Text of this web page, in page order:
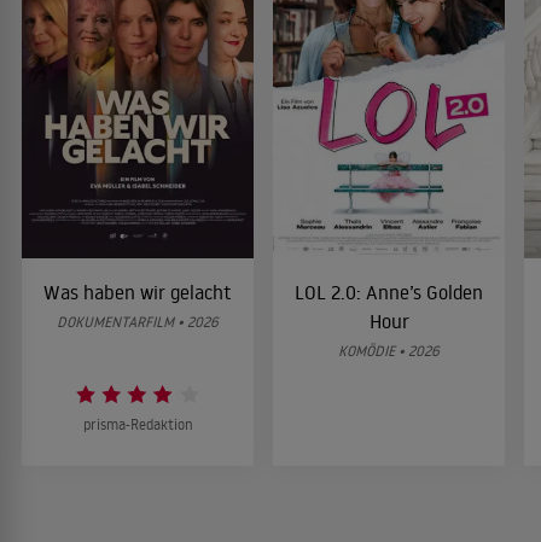
Was haben wir gelacht
DOKUMENTARFILM • 2026
prisma-Redaktion
LOL 2.0: Anne’s Golden
Hour
KOMÖDIE • 2026